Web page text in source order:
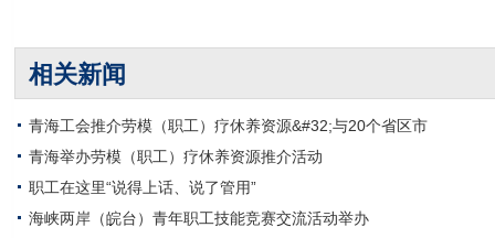
相关新闻
青海工会推介劳模（职工）疗休养资源&#32;与20个省区市
青海举办劳模（职工）疗休养资源推介活动
职工在这里“说得上话、说了管用”
海峡两岸（皖台）青年职工技能竞赛交流活动举办